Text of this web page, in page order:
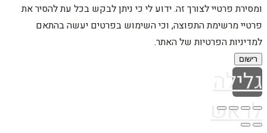
ומסירת פרטיי לצורך זה. ידוע לי כי ניתן לבקש בכל עת להסיר את
פרטיי מרשימת התפוצה, וכי השימוש בפרטים יעשה בהתאם
למדיניות הפרטיות של האתר.
רישום
גלילה
לראש